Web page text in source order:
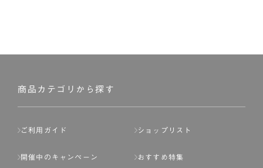
商品カテゴリから探す
ご利用ガイド ショップリスト
開催中のキャンペーン おすすめ特集